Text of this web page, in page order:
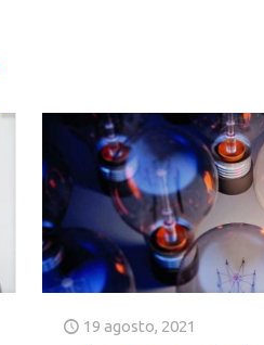
19 agosto, 2021